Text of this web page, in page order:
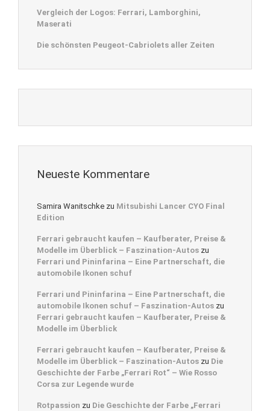
Vergleich der Logos: Ferrari, Lamborghini,
Maserati
Die schönsten Peugeot-Cabriolets aller Zeiten
Neueste Kommentare
Samira Wanitschke zu Mitsubishi Lancer CYO Final
Edition
Ferrari gebraucht kaufen – Kaufberater, Preise &
Modelle im Überblick – Faszination-Autos zu
Ferrari und Pininfarina – Eine Partnerschaft, die
automobile Ikonen schuf
Ferrari und Pininfarina – Eine Partnerschaft, die
automobile Ikonen schuf – Faszination-Autos zu
Ferrari gebraucht kaufen – Kaufberater, Preise &
Modelle im Überblick
Ferrari gebraucht kaufen – Kaufberater, Preise &
Modelle im Überblick – Faszination-Autos zu Die
Geschichte der Farbe „Ferrari Rot“ – Wie Rosso
Corsa zur Legende wurde
Rotpassion zu Die Geschichte der Farbe „Ferrari